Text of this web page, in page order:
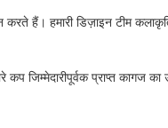
हैं। हमारी डिज़ाइन टीम
प्राप्त कागज का